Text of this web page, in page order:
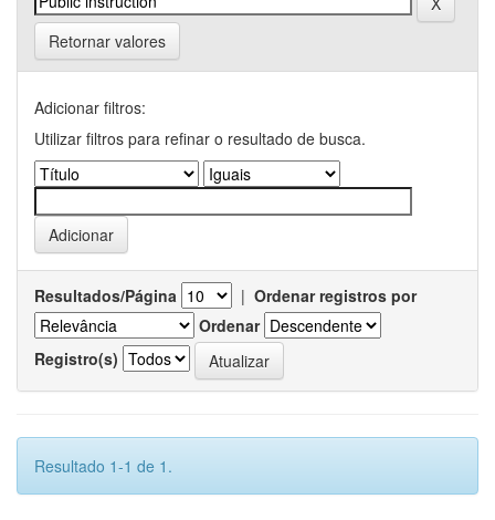
Retornar valores
Adicionar filtros:
Utilizar filtros para refinar o resultado de busca.
Resultados/Página | Ordenar registros por
Ordenar
Registro(s)
Resultado 1-1 de 1.